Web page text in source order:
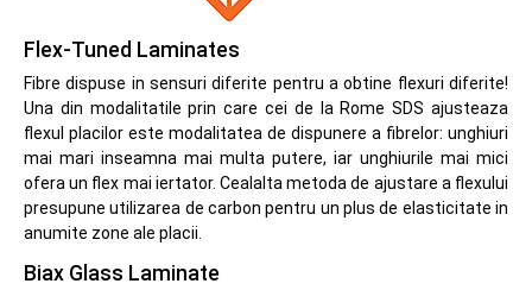
Flex-Tuned Laminates
Fibre dispuse in sensuri diferite pentru a obtine flexuri diferite!
Una din modalitatile prin care cei de la Rome SDS ajusteaza
flexul placilor este modalitatea de dispunere a fibrelor: unghiuri
mai mari inseamna mai multa putere, iar unghiurile mai mici
ofera un flex mai iertator. Cealalta metoda de ajustare a flexului
presupune utilizarea de carbon pentru un plus de elasticitate in
anumite zone ale placii.
Biax Glass Laminate